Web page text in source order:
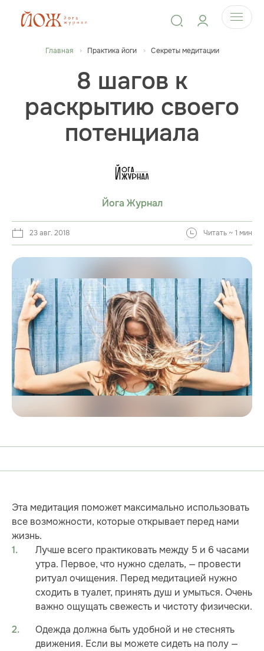
Главная Практика йоги Секреты медитации
8 шагов к
раскрытию своего
потенциала
Йога Журнал
23 авг. 2018 Читать ~ 1 мин
Эта медитация поможет макcимально использовать
все возможности, которые открывает перед нами
жизнь.
Лучше всего практиковать между 5 и 6 часами
утра. Первое, что нужно сделать, — провести
ритуал очищения. Перед медитацией нужно
сходить в туалет, принять душ и умыться. Очень
важно ощущать свежесть и чистоту физически.
Одежда должна быть удобной и не стеснять
движения. Если вы можете сидеть на полу —